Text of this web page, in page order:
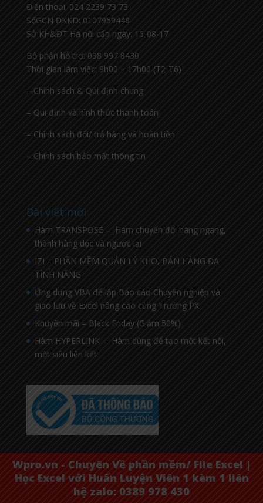
Wpro.vn - Chuyên Về phần mềm/ File Excel |
Học Excel với Huấn Luyện Viên 1 kèm 1 liên
hệ zalo: 0389 978 430
Điện thoại: 024 2239 73 73
SốGCN ĐKKD: 0107959448
Sở KH&ĐT Hà nội cấp ngày: 15-08-17
Bộ phận hỗ trợ: 038 997 8430
Thời gian làm việc: 9h00 – 17h00 (T2-T6)
– Chính sách & Qui định chung
– Qui định và hình thức thanh toán
– Chính sách đổi/ trả hàng và hoàn tiền
– Chính sách bảo mật thông tin
Bài viết mới
Hàm TRANSPOSE – Hàm chuyển đổi hàng ngang,
thành hàng dọc và ngược lại
IZI – PHẦN MỀM QUẢN LÝ KHO, BÁN HÀNG ĐA
TÍNH NĂNG
Ứng dụng VBA để lập Báo cáo Chuyên nghiệp và
giao lưu về Excel nâng cao cùng Trường PX
Khuyến mãi – Black Friday (Giảm 50%)
Hàm HYPERLINK – Hàm dùng để tạo một kết nối,
một siêu liên kết